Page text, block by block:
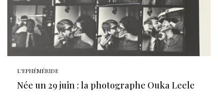
L'EPHÉMÉRIDE
Née un 29 juin : la photographe Ouka Leele